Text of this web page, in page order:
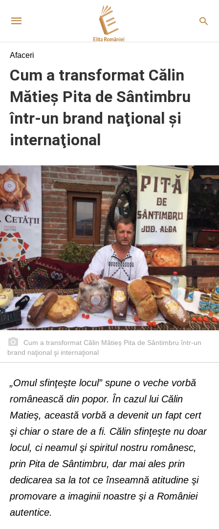
Afaceri
Cum a transformat Călin
Mătieș Pita de Sântimbru
într-un brand naţional şi
internaţional
Cum a transformat Călin Mătieș Pita de Sântimbru într-un
brand naţional şi internaţional
„Omul sfinţeşte locul” spune o veche vorbă
românească din popor. În cazul lui Călin
Matieş, această vorbă a devenit un fapt cert
şi chiar o stare de a fi. Călin sfinţeşte nu doar
locul, ci neamul şi spiritul nostru românesc,
prin Pita de Sântimbru, dar mai ales prin
dedicarea sa la tot ce înseamnă atitudine şi
promovare a imaginii noastre şi a României
autentice.